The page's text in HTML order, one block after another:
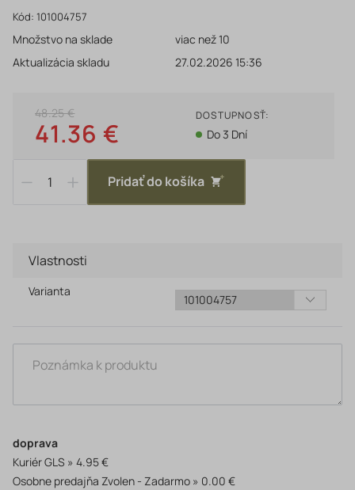
Kód: 101004757
Množstvo na sklade
viac než 10
Aktualizácia skladu
27.02.2026 15:36
48.25 €
41.36 €
DOSTUPNOSŤ:
Do 3 Dní
Pridať do košíka
Vlastnosti
Varianta
doprava
Kuriér GLS
4.95 €
Osobne predajňa Zvolen - Zadarmo
0.00 €